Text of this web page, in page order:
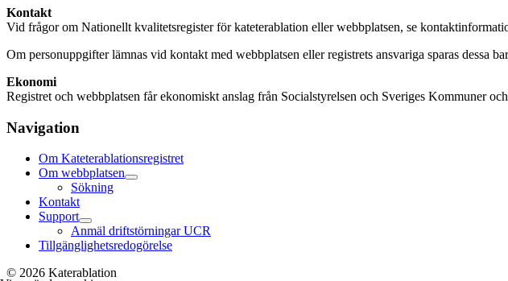
Kontakt
Vid frågor om Nationellt kvalitetsregister för kateterablation eller webbplatsen, se
Om personuppgifter lämnas vid kontakt med webbplatsen eller registrets ansvariga sparas dessa
Ekonomi
Registret och webbplatsen får ekonomiskt anslag från Socialstyrelsen och Sveriges Kommuner
Navigation
Om Kateterablationsregistret
Om webbplatsen
Sökning
Kontakt
Support
Anmäl driftstörningar UCR
Tillgänglighetsredogörelse
© 2026 Katerablation